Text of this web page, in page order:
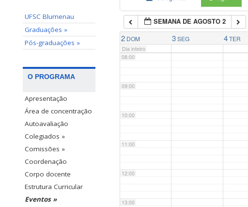
UFSC Blumenau
Graduações »
Pós-graduações »
O PROGRAMA
Apresentação
Área de concentração
Autoavaliação
Colegiados »
Comissões »
Coordenação
Corpo docente
Estrutura Curricular
Eventos »
SEMANA DE AGOSTO 2
2 DOM 3 SEG 4 TER
Dia inteiro
07:00
08:00
09:00
10:00
11:00
12:00
13:00